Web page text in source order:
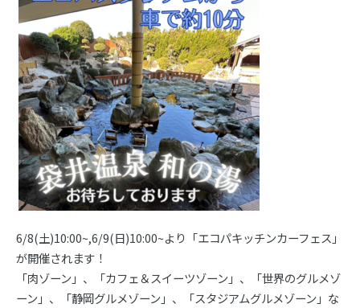
6/8(土)10:00~,6/9(日)10:00~より「エコパキッチンカーフェス」
が開催されます！
「肉ゾーン」、「カフェ＆スイーツゾーン」、「世界のグルメゾ
ーン」、「静岡グルメゾーン」、「スタジアムグルメゾーン」な